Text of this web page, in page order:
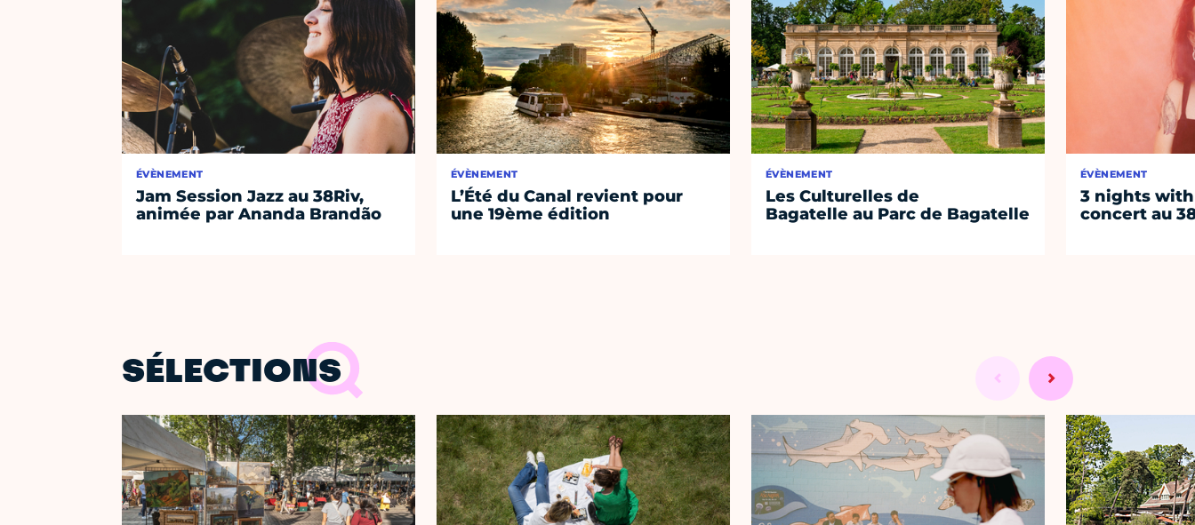
ÉVÈNEMENT
Jam Session Jazz au 38Riv,
animée par Ananda Brandão
ÉVÈNEMENT
L’Été du Canal revient pour
une 19ème édition
ÉVÈNEMENT
Les Culturelles de
Bagatelle au Parc de Bagatelle
ÉVÈNEMENT
3 nights with
concert au
SÉLECTIONS